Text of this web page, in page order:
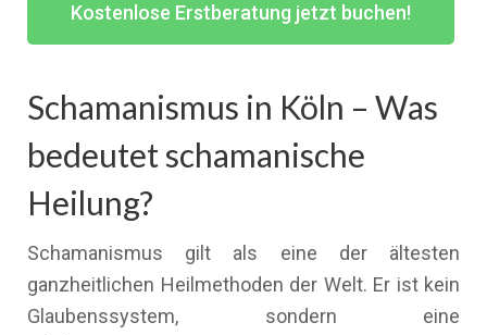
Kostenlose Erstberatung jetzt buchen!
Schamanismus in Köln – Was
bedeutet schamanische
Heilung?
Schamanismus gilt als eine der ältesten
ganzheitlichen Heilmethoden der Welt. Er ist kein
Glaubenssystem, sondern eine